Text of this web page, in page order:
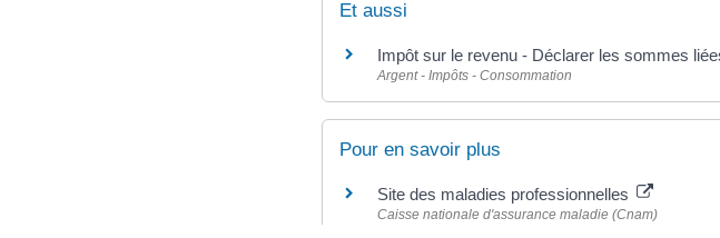
Et aussi
Impôt sur le revenu - Déclarer les sommes
Argent - Impôts - Consommation
Pour en savoir plus
Site des maladies professionnelles
Caisse nationale d'assurance maladie (Cnam)